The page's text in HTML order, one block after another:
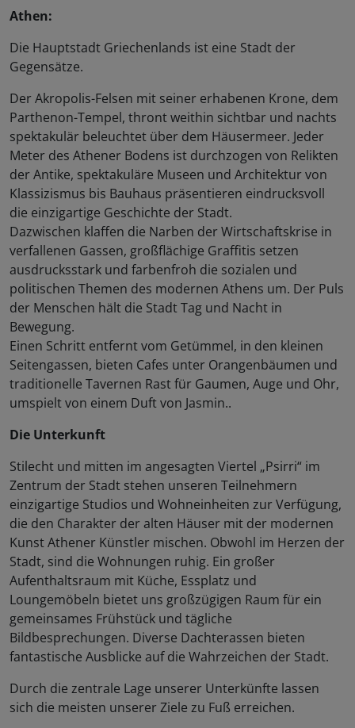
Athen:
Die Hauptstadt Griechenlands ist eine Stadt der
Gegensätze.
Der Akropolis-Felsen mit seiner erhabenen Krone, dem
Parthenon-Tempel, thront weithin sichtbar und nachts
spektakulär beleuchtet über dem Häusermeer. Jeder
Meter des Athener Bodens ist durchzogen von Relikten
der Antike, spektakuläre Museen und Architektur von
Klassizismus bis Bauhaus präsentieren eindrucksvoll
die einzigartige Geschichte der Stadt.
Dazwischen klaffen die Narben der Wirtschaftskrise in
verfallenen Gassen, großflächige Graffitis setzen
ausdrucksstark und farbenfroh die sozialen und
politischen Themen des modernen Athens um. Der Puls
der Menschen hält die Stadt Tag und Nacht in
Bewegung.
Einen Schritt entfernt vom Getümmel, in den kleinen
Seitengassen, bieten Cafes unter Orangenbäumen und
traditionelle Tavernen Rast für Gaumen, Auge und Ohr,
umspielt von einem Duft von Jasmin..
Die Unterkunft
Stilecht und mitten im angesagten Viertel „Psirri“ im
Zentrum der Stadt stehen unseren Teilnehmern
einzigartige Studios und Wohneinheiten zur Verfügung,
die den Charakter der alten Häuser mit der modernen
Kunst Athener Künstler mischen. Obwohl im Herzen der
Stadt, sind die Wohnungen ruhig. Ein großer
Aufenthaltsraum mit Küche, Essplatz und
Loungemöbeln bietet uns großzügigen Raum für ein
gemeinsames Frühstück und tägliche
Bildbesprechungen. Diverse Dachterassen bieten
fantastische Ausblicke auf die Wahrzeichen der Stadt.
Durch die zentrale Lage unserer Unterkünfte lassen
sich die meisten unserer Ziele zu Fuß erreichen.